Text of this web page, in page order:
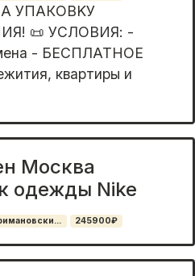
УПАКOВKУ
📜 УCЛOBИЯ: -
- БЕCПЛATHOE
квaртиpы и
Москва
одежды Nike
245900₽